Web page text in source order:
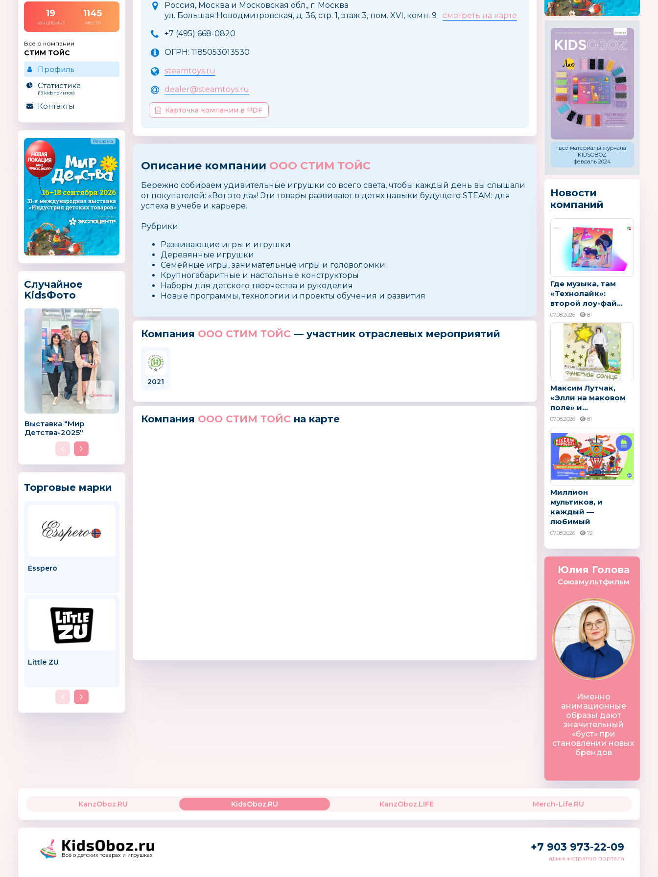
19
канцпоинт
1145
место
Всё о компании
СТИМ ТОЙС
Профиль
Статистика
(19 kidsпоинтов)
Контакты
Случайное
KidsФото
Выставка "Мир
Детства-2025"
Торговые марки
Esspero
Little ZU
The Fantastic World
BUGGY BOARD SADDLE Efeet Collection Dr. Brown’s Scratch Europe
АРГО
Страна
Россия, Москва и Московская обл., г. Москва
ул. Большая Новодмитровская, д. 36, стр. 1, этаж 3, пом. XVI, комн. 9 смотреть на карте
+7 (495) 668-0820
ОГРН: 1185053013530
steamtoys.ru
dealer@steamtoys.ru
Карточка компании в PDF
Описание компании ООО СТИМ ТОЙС
Бережно собираем удивительные игрушки со всего света, чтобы каждый день вы слышали
от покупателей: «Вот это да»! Эти товары развивают в детях навыки будущего STEAM: для
успеха в учебе и карьере.
Рубрики:
Развивающие игры и игрушки
Деревянные игрушки
Семейные игры, занимательные игры и головоломки
Крупногабаритные и настольные конструкторы
Наборы для детского творчества и рукоделия
Новые программы, технологии и проекты обучения и развития
Компания ООО СТИМ ТОЙС — участник отраслевых мероприятий
2021
Компания ООО СТИМ ТОЙС на карте
все материалы журнала
KIDSOBOZ
февраль 2024
Новости
компаний
Где музыка, там
«Технолайк»:
второй лоу-фай...
07.08.2026 81
Максим Лутчак,
«Элли на маковом
поле» и...
07.08.2026 81
Миллион
мультиков, и
каждый —
любимый
07.08.2026 72
Юлия Голова
Союзмультфильм
Именно
анимационные
образы дают
значительный
«буст» при
становлении новых
брендов
KanzOboz.RU KidsOboz.RU KanzOboz.LIFE Merch-Life.RU
Всё о детских товарах и игрушках
+7 903 973-22-09
администратор портала